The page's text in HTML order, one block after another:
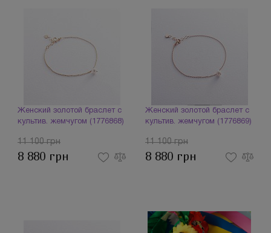
Женский золотой браслет с
культив. жемчугом (1776868)
11 100 грн
8 880 грн
Женский золотой браслет с
культив. жемчугом (1776869)
11 100 грн
8 880 грн